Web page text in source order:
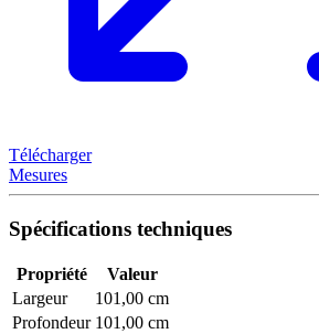
Télécharger
Mesures
Spécifications techniques
Propriété
Valeur
Largeur
101,00 cm
Profondeur 101,00 cm